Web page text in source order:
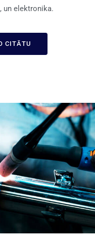
un elektronika.
CITĀTU